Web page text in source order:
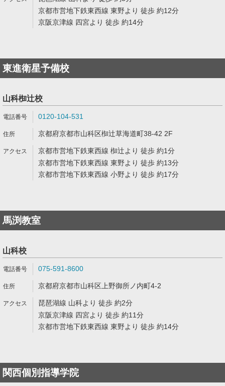
京都市営地下鉄東西線 東野より 徒歩 約12分
京阪京津線 四宮より 徒歩 約14分
東進衛星予備校
山科椥辻校
0120-104-531
京都府京都市山科区椥辻草海道町38-42 2F
京都市営地下鉄東西線 椥辻より 徒歩 約1分
京都市営地下鉄東西線 東野より 徒歩 約13分
京都市営地下鉄東西線 小野より 徒歩 約17分
馬渕教室
山科校
075-591-8600
京都府京都市山科区上野御所ノ内町4-2
琵琶湖線 山科より 徒歩 約2分
京阪京津線 四宮より 徒歩 約11分
京都市営地下鉄東西線 東野より 徒歩 約14分
関西個別指導学院